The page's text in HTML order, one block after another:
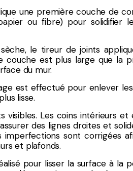
une première couche de
ou fibre) pour solidifier
le tireur de joints
couche est plus large que la
du mur.
est effectué pour enlever
lisse.
visibles. Les coins intérieurs et
des lignes droites et
sont corrigées
et plafonds.
pour lisser la surface à la